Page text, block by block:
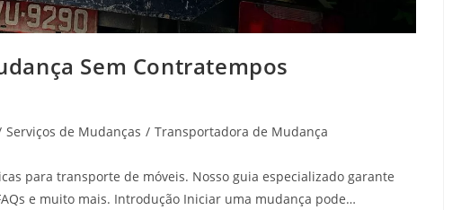
Sem Contratempos
Serviços de Mudanças / Transportadora de Mudança
para transporte de móveis. Nosso guia especializado garante
e muito mais. Introdução Iniciar uma mudança pode…